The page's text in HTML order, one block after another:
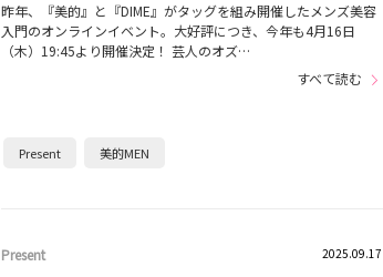
昨年、『美的』と『DIME』がタッグを組み開催したメンズ美容
入門のオンラインイベント。大好評につき、今年も4月16日
（木）19:45より開催決定！ 芸人のオズ…
すべて読む
Present 美的MEN
Present 2025.09.17